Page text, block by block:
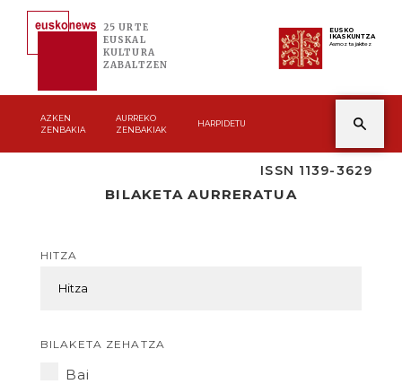
25 URTE
EUSKAL
KULTURA
ZABALTZEN
EUSKO
IKASKUNTZA
Asmoz ta jakitez
AZKEN
ZENBAKIA
AURREKO
ZENBAKIAK
HARPIDETU
ISSN 1139-3629
BILAKETA AURRERATUA
HITZA
BILAKETA ZEHATZA
Bai